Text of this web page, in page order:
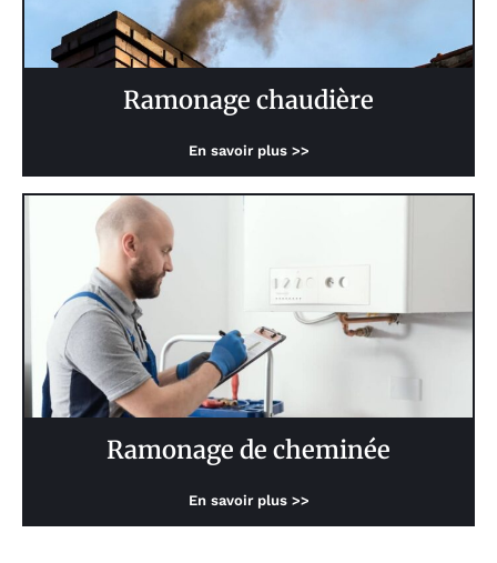
Ramonage chaudière
En savoir plus >>
Ramonage de cheminée
En savoir plus >>